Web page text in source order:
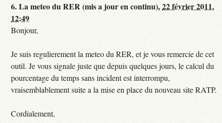
6.La meteo du RER (mis a jour en continu),22 février 2011,
12:49
Bonjour,
Je suis regulierement la meteo du RER, et je vous remercie de cet
outil. Je vous signale juste que depuis quelques jours, le calcul du
pourcentage du temps sans incident est interrompu,
vraisemblablement suite a la mise en place du nouveau site RATP.
Cordialement,